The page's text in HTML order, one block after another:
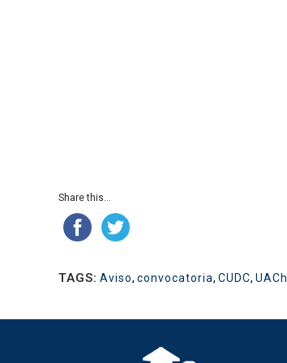
Share this...
TAGS: Aviso, convocatoria, CUDC, UACh